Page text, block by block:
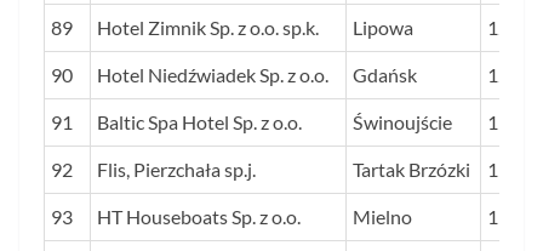
89 Hotel Zimnik Sp. z o.o. sp.k. Lipowa 12
90 Hotel Niedźwiadek Sp. z o.o. Gdańsk 12
91 Baltic Spa Hotel Sp. z o.o. Świnoujście 11
92 Flis, Pierzchała sp.j. Tartak Brzózki 11
93 HT Houseboats Sp. z o.o. Mielno 11